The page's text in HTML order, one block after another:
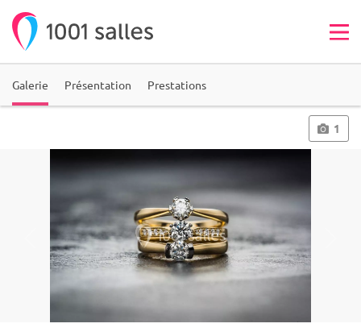
Galerie Présentation Prestations
1